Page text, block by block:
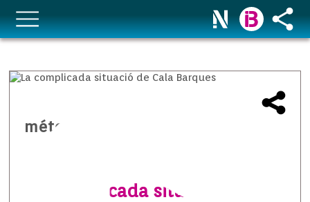
méteo temps i natura
La complicada situació de